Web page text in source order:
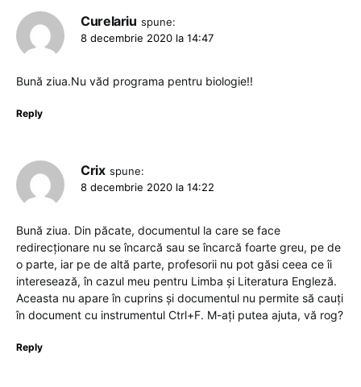
Curelariu spune:
8 decembrie 2020 la 14:47
Bună ziua.Nu văd programa pentru biologie!!
Reply
Crix spune:
8 decembrie 2020 la 14:22
Bună ziua. Din păcate, documentul la care se face
redirecționare nu se încarcă sau se încarcă foarte greu, pe de
o parte, iar pe de altă parte, profesorii nu pot găsi ceea ce îi
interesează, în cazul meu pentru Limba și Literatura Engleză.
Aceasta nu apare în cuprins și documentul nu permite să cauți
în document cu instrumentul Ctrl+F. M-ați putea ajuta, vă rog?
Reply